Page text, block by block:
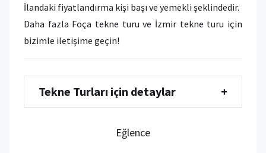
İlandaki fiyatlandırma kişi başı ve yemekli şeklindedir.
Daha fazla Foça tekne turu ve İzmir tekne turu için
bizimle iletişime geçin!
Tekne Turları için detaylar +
Eğlence